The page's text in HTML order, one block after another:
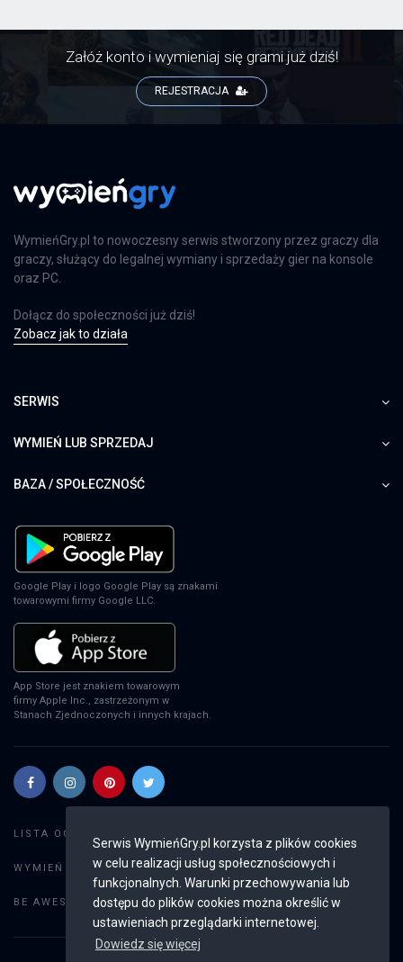
Serwis WymieńGry.pl korzysta z plików cookies
w celu realizacji usług społecznościowych i
funkcjonalnych. Warunki przechowywania lub
dostępu do plików cookies można określić w
ustawieniach przeglądarki internetowej.
Dowiedz się więcej
PS4
Far Cry 6: Limited Edition
XSX
EA Sports FC 24
PS4
EA Sports FC 24
XSX
EA Sports FC 24
PS5
EA Sports FC 24
SWITCH
Załóż konto i wymieniaj się grami już dziś!
REJESTRACJA
WymieńGry.pl to nowoczesny serwis stworzony przez graczy dla
graczy, służący do legalnej wymiany i sprzedaży gier na konsole
oraz PC.
Dołącz do społeczności już dziś!
Zobacz jak to działa
SERWIS
WYMIEŃ LUB SPRZEDAJ
BAZA / SPOŁECZNOŚĆ
Google Play i logo Google Play są znakami
towarowymi firmy Google LLC.
App Store jest znakiem towarowym
firmy Apple Inc., zastrzeżonym w
Stanach Zjednoczonych i innych krajach.
LISTA OGŁOSZEŃ:
WYMIEŃ GRY: Dodaj ogłoszenie
BE AWESOME: Weryfikacja konta